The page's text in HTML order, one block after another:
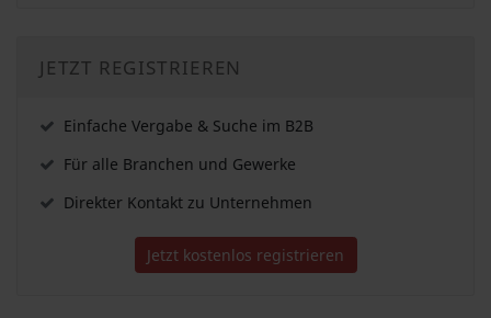
JETZT REGISTRIEREN
Einfache Vergabe & Suche im B2B
Für alle Branchen und Gewerke
Direkter Kontakt zu Unternehmen
Jetzt kostenlos registrieren